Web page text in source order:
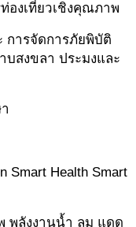
องเที่ยวเชิงคุณภาพ
การจัดการภัยพิบัติ
บสงขลา ประมงและ
Smart Health Smart
พลังงานน้ำ ลม แดด